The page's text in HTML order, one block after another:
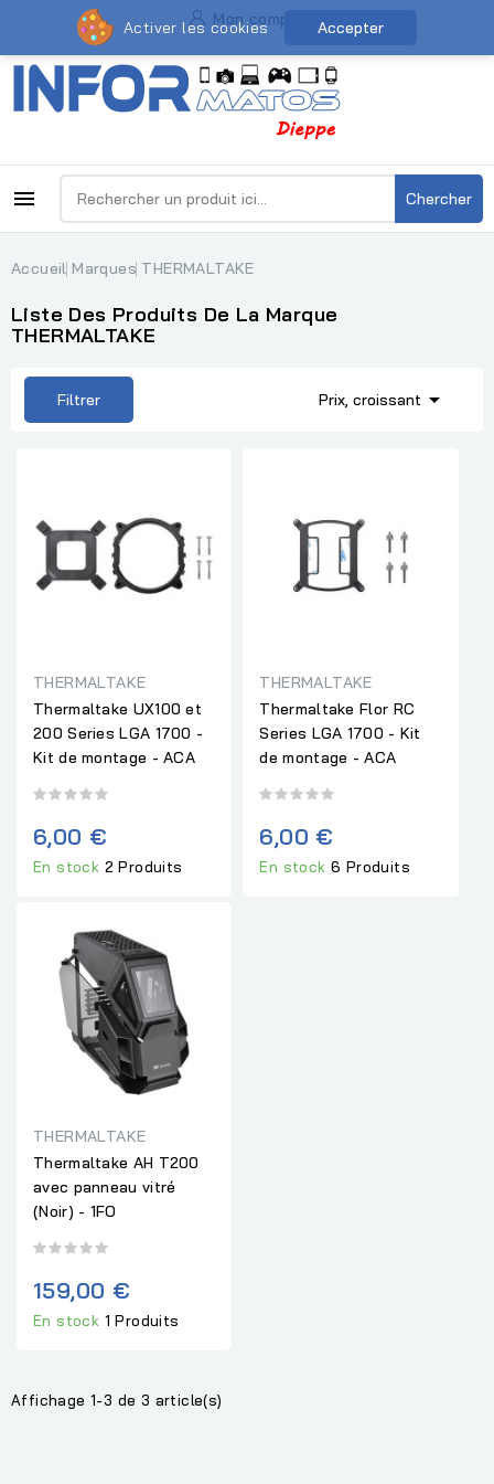
Mon compte
 Chercher
Accueil Marques THERMALTAKE
Liste Des Produits De La Marque
THERMALTAKE
Filtrer Prix, croissant 
THERMALTAKE
Thermaltake UX100 et
200 Series LGA 1700 -
Kit de montage - ACA
6,00 €
En stock 2 Produits
THERMALTAKE
Thermaltake Flor RC
Series LGA 1700 - Kit
de montage - ACA
6,00 €
En stock6 Produits
THERMALTAKE
Thermaltake AH T200
avec panneau vitré
(Noir) - 1FO
159,00 €
En stock 1 Produits
Affichage 1-3 de 3 article(s)
Activer les cookies Accepter